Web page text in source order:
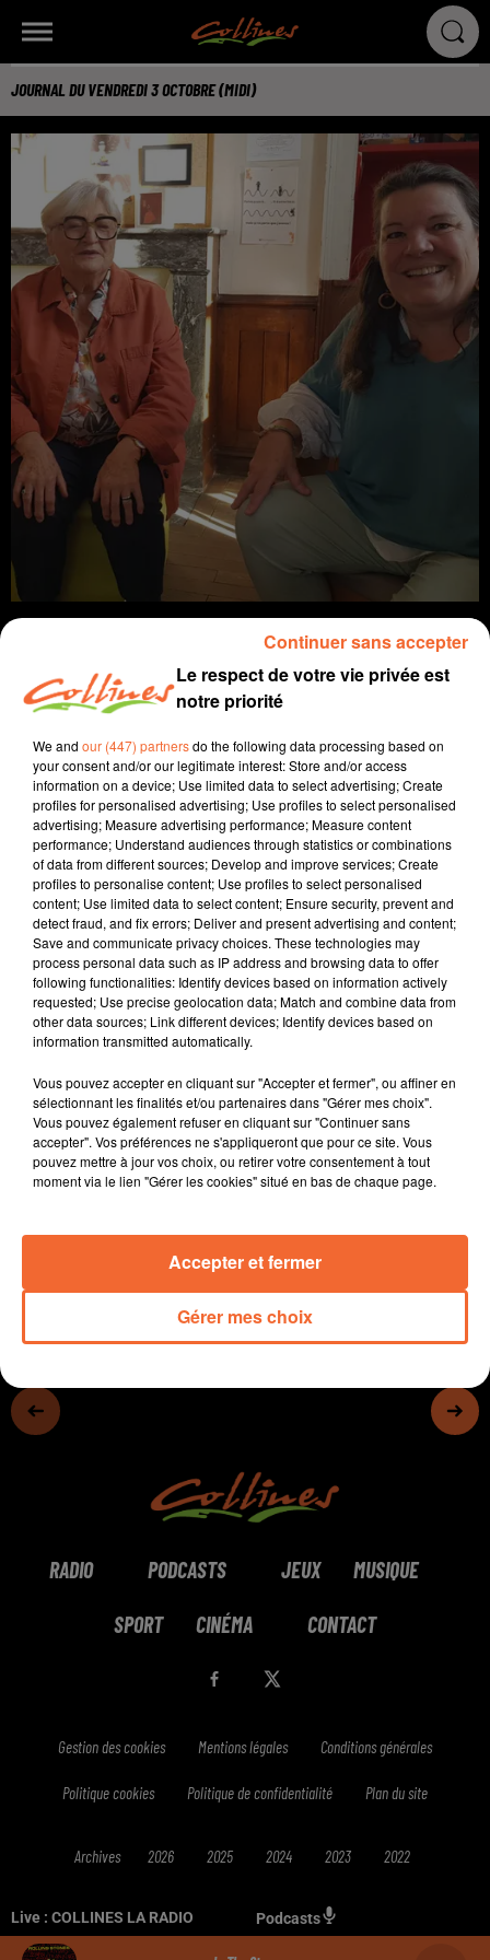
Live : COLLINES LA RADIO Podcasts
JOURNAL DU VENDREDI 3 OCTOBRE (MIDI)
info
3 octobre 2025 - 12 min 34 sec
JOURNAL DU VENDREDI 3 OCTOBRE (MIDI)
Fabien Gazeau
L'info près de chez vous
Présenté par Fabien Gazeau
- Intermède Nord 79 renforce son service en matière de
conjugalité et la parentalité (photo)
- A Niort, la polyclinique Inkermann fêtait ses 40 ans
hier.
- Dans le cadre d'Octobre Rose, des coussins coeur
seront confectionnés dimanche à Oiron.
- Le festival Voix et danses débute ce soir avec un
concert suivi d'un bal trad
- CB reçoit Boulazac ce soir en championnat et ce sera
à suivre sur Collines
0:00 12 min 34 sec
RADIO PODCASTS JEUX MUSIQUE
SPORT CINÉMA CONTACT
Gestion des cookies Mentions légales Conditions générales
Politique cookies Politique de confidentialité Plan du site
Archives 2026 2025 2024 2023 2022
Le respect de votre vie privée est
notre priorité
We and our (447) partnersdo the following data processing based on
your consent and/or our legitimate interest: Store and/or access
information on a device; Use limited data to select advertising; Create
profiles for personalised advertising; Use profiles to select personalised
advertising; Measure advertising performance; Measure content
performance; Understand audiences through statistics or combinations
of data from different sources; Develop and improve services; Create
profiles to personalise content; Use profiles to select personalised
content; Use limited data to select content; Ensure security, prevent and
detect fraud, and fix errors; Deliver and present advertising and content;
Save and communicate privacy choices. These technologies may
process personal data such as IP address and browsing data to offer
following functionalities: Identify devices based on information actively
requested; Use precise geolocation data; Match and combine data from
other data sources; Link different devices; Identify devices based on
information transmitted automatically.
Vous pouvez accepter en cliquant sur "Accepter et fermer", ou affiner en
sélectionnant les finalités et/ou partenaires dans "Gérer mes choix".
Vous pouvez également refuser en cliquant sur "Continuer sans
accepter". Vos préférences ne s'appliqueront que pour ce site. Vous
pouvez mettre à jour vos choix, ou retirer votre consentement à tout
moment via le lien "Gérer les cookies" situé en bas de chaque page.
Gérer mes choix
Accepter et fermer
Continuer sans accepter